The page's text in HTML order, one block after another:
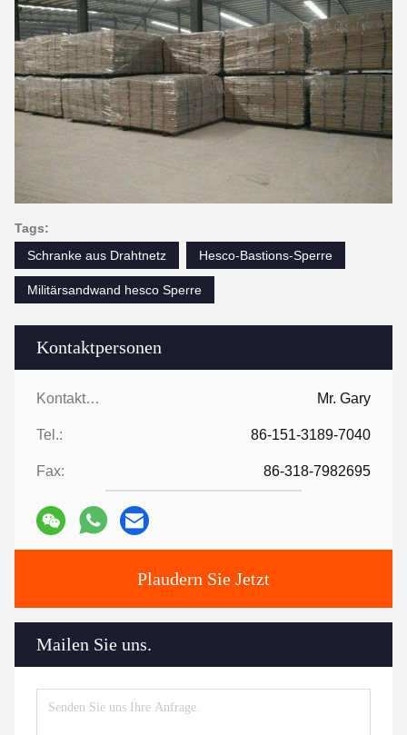
Kontaktpersonen
Kontaktpersonen: Mr. Gary
Tel.: 86-151-3189-7040
Fax: 86-318-7982695
Plaudern Sie Jetzt
Mailen Sie uns.
Tags:
Schranke aus Drahtnetz
Hesco-Bastions-Sperre
Militärsandwand hesco Sperre